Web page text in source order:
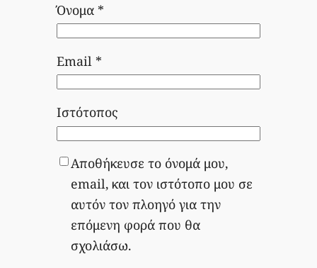
Όνομα *
Email *
Ιστότοπος
Αποθήκευσε το όνομά μου,
email, και τον ιστότοπο μου σε
αυτόν τον πλοηγό για την
επόμενη φορά που θα
σχολιάσω.